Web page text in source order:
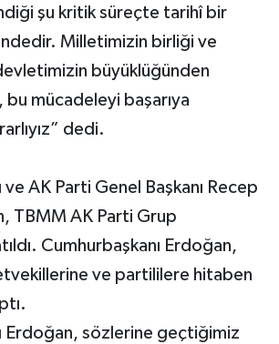
şu kritik süreçte tarihî bir
Milletimizin birliği ve
büyüklüğünden
bu mücadeleyi başarıya
dedi.
ve AK Parti Genel Başkanı Recep
TBMM AK Parti Grup
Cumhurbaşkanı Erdoğan,
ve partililere hitaben
Erdoğan, sözlerine geçtiğimiz